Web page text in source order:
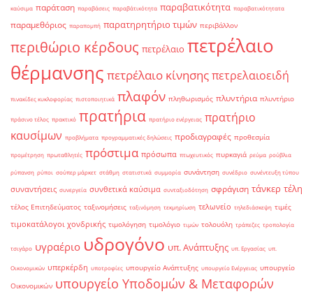
καύσιμα παράταση παραβάσεις παραβάτικότητα παραβατικότητα παραβατικότητατα
παραμεθόριος παραπομπή παρατηρητήριο τιμών περιβάλλον
περιθώριο κέρδους πετρέλαιο πετρέλαιο
θέρμανσης πετρέλαιο κίνησηςπετρελαιοειδή
πινακίδες κυκλοφορίας πιστοποιητικά πλαφόν πληθωρισμός πλυντήρια πλυντήριο
πράσινο τέλος πρακτικό πρατήρια πρατήριο ενέργειας πρατήριο
καυσίμων προβλήματα προγραμματικές δηλώσεις προδιαγραφές προθεσμία
προμέτρηση πρωταθλητές πρόστιμα πρόσωπα πτωχευτικός πυρκαγιά ρεύμα ρούβλια
ρύπανση ρύποι σούπερ μάρκετ στάθμη στατιστικά συμμορία συνάντηση συνέδριο συνέντευξη τύπου
συναντήσεις συνεργεία συνθετικά καύσιμα συνταξιοδότηση σφράγιση τάνκερ τέλη
τέλος Επιτηδεύματος ταξινομήσεις ταξινόμηση τεκμηρίωση τελωνείο τηλεδιάσκεψη τιμές
τιμοκατάλογοι χονδρικής τιμολόγηση τιμολόγιο τιμών τολουόλη τράπεζες τροπολογία
τσιγάρο υγραέριο υδρογόνο υπ. Ανάπτυξης υπ. Εργασίας υπ.
Οικονομικών υπερκέρδη υποτροφίες υπουργείο Ανάπτυξης υπουργείο Ενέργειας υπουργείο
Οικονομικών υπουργείο Υποδομών & Μεταφορών